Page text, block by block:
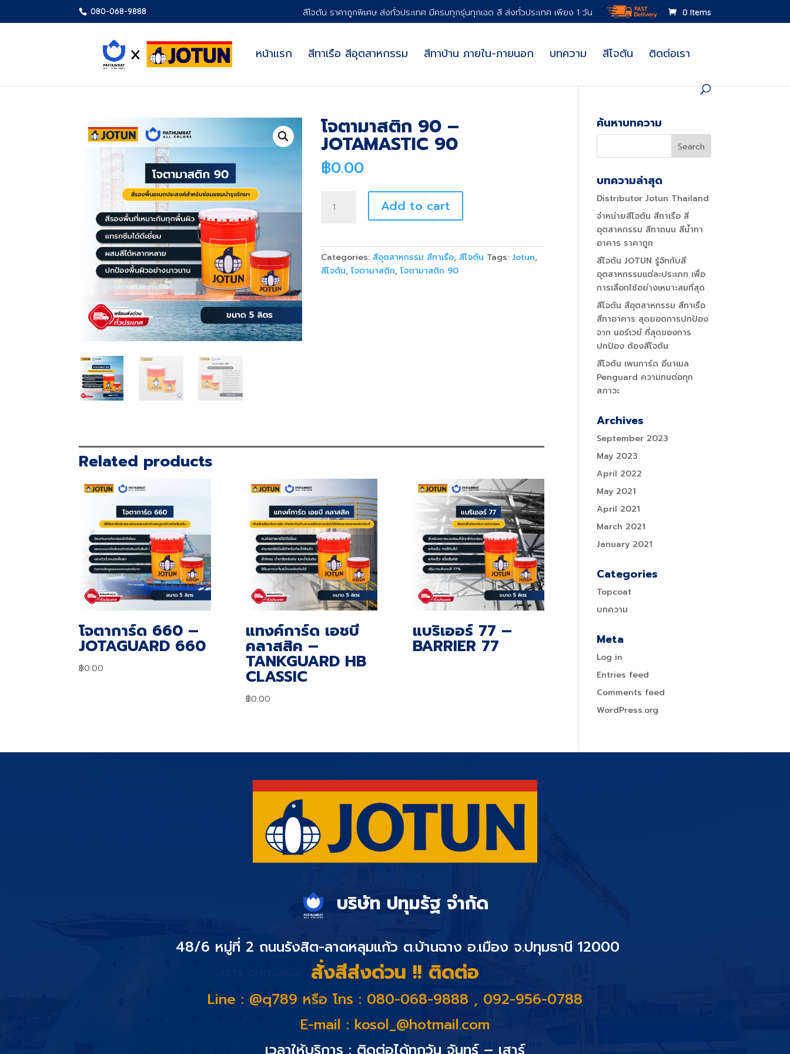
080-068-9888 สีโจตัน ราคาถูกพิเศษ ส่งทั่วประเทศ มีครบทุกรุ่นทุกเฉด สี ส่งทั่วประเทศ เพียง 1 วัน 0 Items
หน้าแรก สีทาเรือ สีอุตสาหกรรม สีทาบ้าน ภายใน-ภายนอก บทความ สีโจตัน ติดต่อเรา
โจตามาสติก 90 –
JOTAMASTIC 90
฿0.00
90
-
JOTAMASTIC
Add to cart
Categories: สีอุตสาหกรรม สีทาเรือ, สีโจตัน Tags:Jotun,
สีโจตัน,โจตามาสติก,โจตามาสติก 90
Related products
โจตาการ์ด 660 –
JOTAGUARD 660
฿0.00
แทงค์การ์ด เอชบี
คลาสสิค –
TANKGUARD HB
CLASSIC
฿0.00
แบริเออร์ 77 –
BARRIER 77
ค้นหาบทความ
บทความล่าสุด
Distributor Jotun Thailand
จำหน่ายสีโจตัน สีทาเรือ สี
อุตสาหกรรม สีทาถนน สีน้ำทา
อาคาร ราคาถูก
สีโจตัน JOTUN รู้จักกับสี
อุตสาหกรรมแต่ละประเภท เพื่อ
การเลือกใช้อย่างเหมาะสมที่สุด
สีโจตัน สีอุตสาหกรรม สีทาเรือ
สีทาอาคาร สุดยอดการปกป้อง
จาก นอร์เวย์ ที่สุดของการ
ปกป้อง ต้องสีโจตัน
สีโจตัน เพนการ์ด อีนาเมล
Penguard ความทนต่อทุก
สภาวะ
Archives
September 2023
May 2023
April 2022
May 2021
April 2021
March 2021
January 2021
Categories
Topcoat
บทความ
Meta
Log in
Entries feed
Comments feed
WordPress.org
บริษัท ปทุมรัฐ จำกัด
48/6 หมู่ที่ 2 ถนนรังสิต-ลาดหลุมแก้ว ต.บ้านฉาง อ.เมือง จ.ปทุมธานี 12000
สั่งสีส่งด่วน !! ติดต่อ
Line : @q789 หรือ โทร : 080-068-9888 , 092-956-0788
E-mail : kosol_@hotmail.com
เวลาให้บริการ : ติดต่อได้ทุกวัน จันทร์ – เสาร์